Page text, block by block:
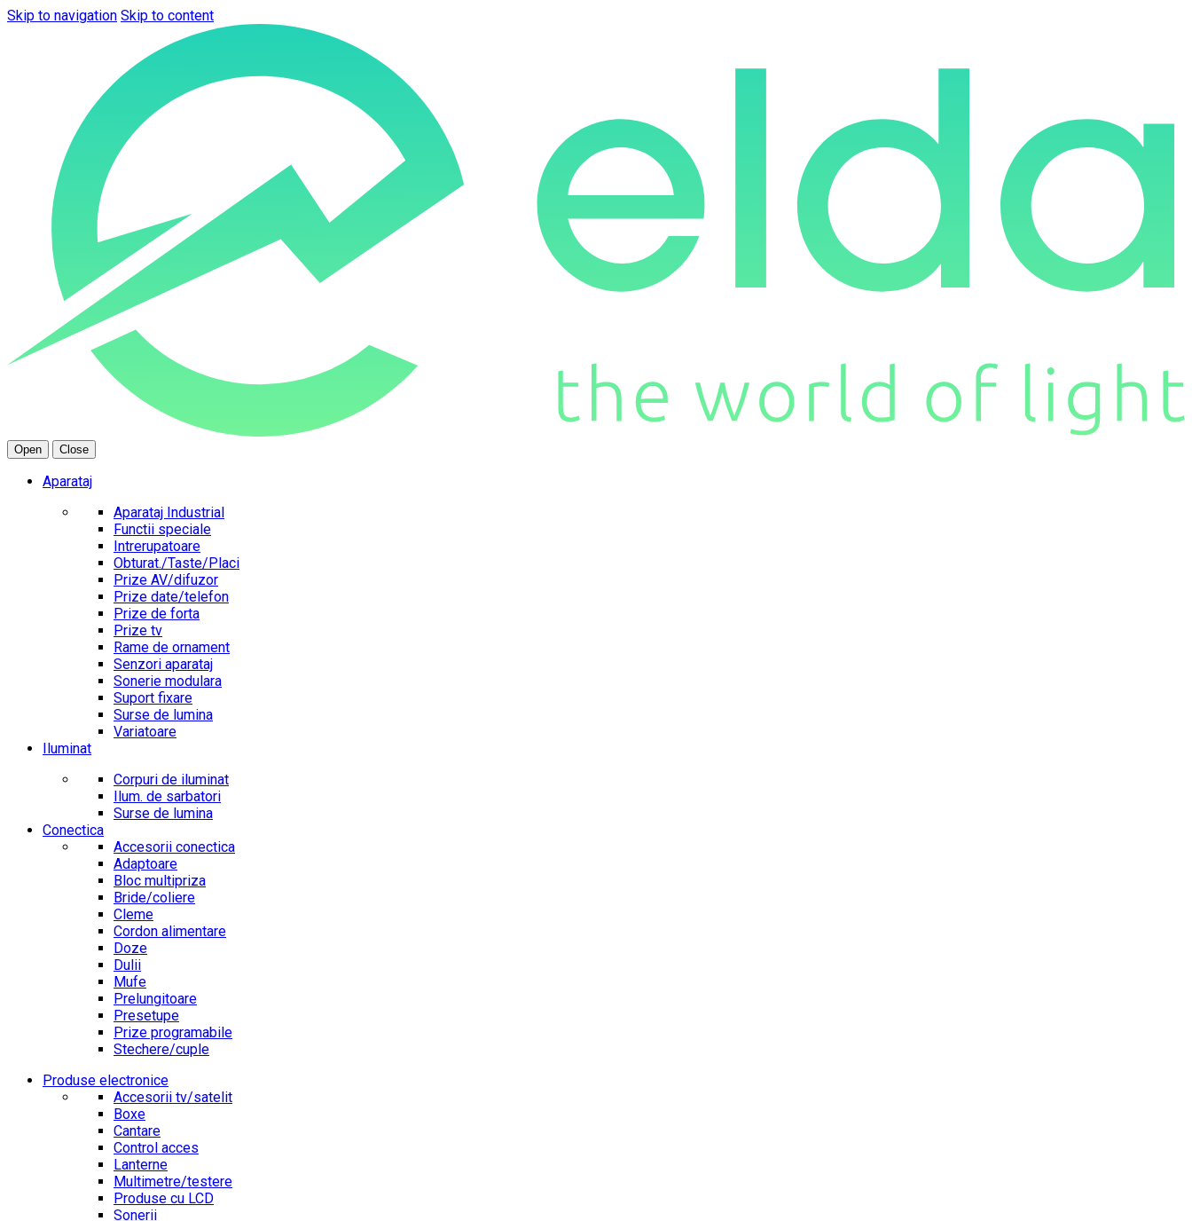
Skip to navigation Skip to content
Open Close
Aparataj
Aparataj Industrial
Functii speciale
Intrerupatoare
Obturat./Taste/Placi
Prize AV/difuzor
Prize date/telefon
Prize de forta
Prize tv
Rame de ornament
Senzori aparataj
Sonerie modulara
Suport fixare
Surse de lumina
Variatoare
Iluminat
Corpuri de iluminat
Ilum. de sarbatori
Surse de lumina
Conectica
Accesorii conectica
Adaptoare
Bloc multipriza
Bride/coliere
Cleme
Cordon alimentare
Doze
Dulii
Mufe
Prelungitoare
Presetupe
Prize programabile
Stechere/cuple
Produse electronice
Accesorii tv/satelit
Boxe
Cantare
Control acces
Lanterne
Multimetre/testere
Produse cu LCD
Sonerii